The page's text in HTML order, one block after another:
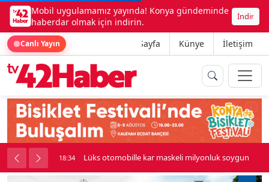
Mobil uygulamamız yayında! Konya gündeminde
haberdar olmak için indirin.
İndir
Canlı Yayın Ana Sayfa Künye İletişim
kavga çıktı 18:34 Lüks otomobille kar maskeli milyonluk soygun